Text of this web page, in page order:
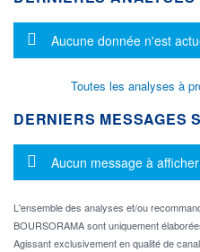
Message d'information
Aucune donnée n'est
Toutes les analyses à
DERNIERS MESSAGES
Message d'information
Aucun message à afficher
L'ensemble des analyses et/ou
BOURSORAMA sont uniquement
Agissant exclusivement en qualité de